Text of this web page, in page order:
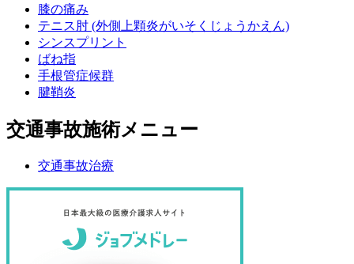
膝の痛み
テニス肘 (外側上顆炎がいそくじょうかえん)
シンスプリント
ばね指
手根管症候群
腱鞘炎
交通事故施術メニュー
交通事故治療